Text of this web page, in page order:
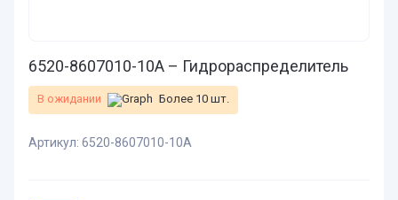
6520-8607010-10А – Гидрораспределитель
В ожидании Более 10 шт.
Артикул: 6520-8607010-10А